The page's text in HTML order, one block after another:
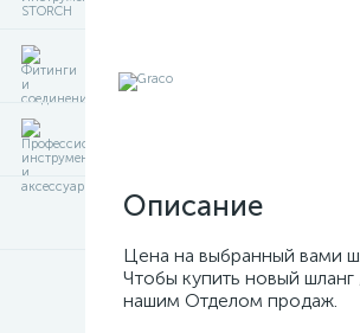
Описание
Цена на выбранный вами
Чтобы купить новый
нашим Отделом продаж.